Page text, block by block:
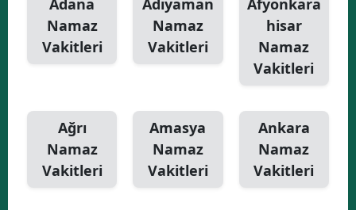
Ardahan
Iğdır
Karabük
Namaz
Vakitleri
Namaz
Vakitleri
hisar
Namaz
Vakitleri
Ağrı
Namaz
Vakitleri
Amasya
Namaz
Vakitleri
Ankara
Namaz
Vakitleri